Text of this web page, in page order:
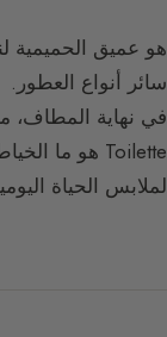
هو عميق
سائر أنواع العطور.
لملابس الحياة